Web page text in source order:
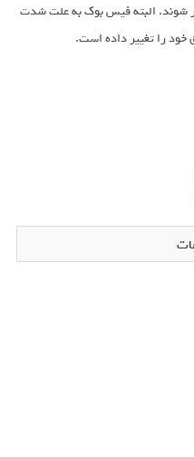
شوند. البته فیس بوک به علت شدت
را تغییر داده است.